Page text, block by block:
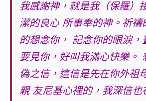
我感謝神，就是我（保羅）
潔的良心 所事奉的神。祈禱
的想念你， 記念你的眼淚，
要見你，好叫我滿心快樂。
偽之信，這信是先在你外祖
親 友尼基心裡的，我深信也